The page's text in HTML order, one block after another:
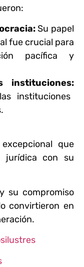
Su papel
fue crucial para
pacífica y
instituciones:
instituciones
que
jurídica con su
su compromiso
convirtieron en